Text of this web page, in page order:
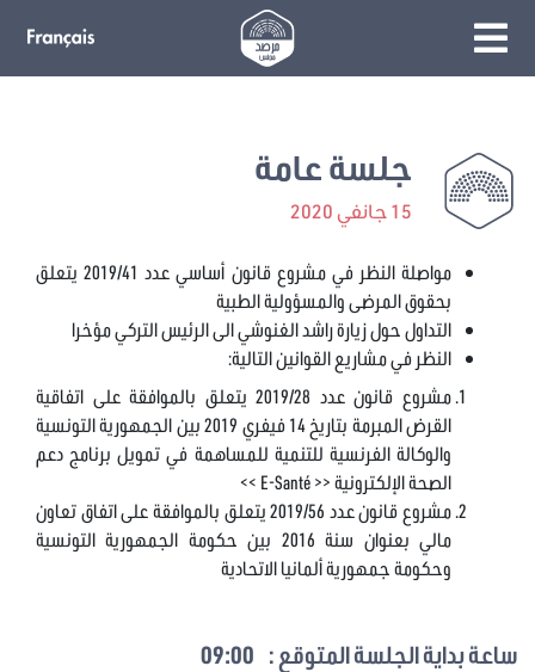
جلسة عامة
15 جانفي 2020
مواصلة النظر في مشروع قانون أساسي عدد 2019/41 يتعلق
بحقوق المرضى والمسؤولية الطبية
التداول حول زيارة راشد الغنوشي الى الرئيس التركي مؤخرا
النظر في مشاريع القوانين التالية:
مشروع قانون عدد 2019/28 يتعلق بالموافقة على اتفاقية
القرض المبرمة بتاريخ 14 فيفري 2019 بين الجمهورية التونسية
والوكالة الفرنسية للتنمية للمساهمة في تمويل برنامج دعم
الصحة الإلكترونية << E-Santé >>
مشروع قانون عدد 2019/56 يتعلق بالموافقة على اتفاق تعاون
مالي بعنوان سنة 2016 بين حكومة الجمهورية التونسية
وحكومة جمهورية ألمانيا الاتحادية
ساعة بداية الجلسة المتوقع : 09:00